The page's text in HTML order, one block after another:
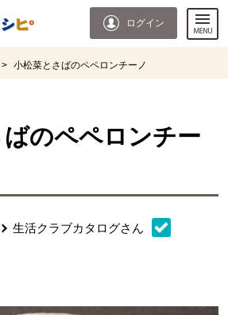
ログイン
> 小松菜とさばのペペロンチーノ
のペペロンチー
生活クラブカタログさん